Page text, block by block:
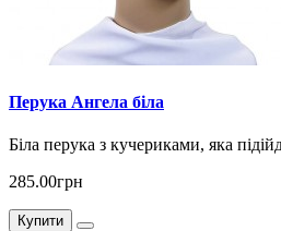
Перука Ангела біла
Біла перука з кучериками, яка
285.00грн
Купити